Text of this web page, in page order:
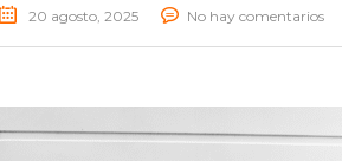
20 agosto, 2025 No hay comentarios